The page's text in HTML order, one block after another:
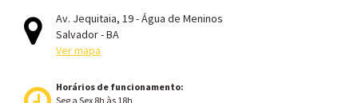
Av. Jequitaia, 19 - Água de Meninos
Salvador - BA
Ver mapa
Horários de funcionamento:
Seg a Sex 8h às 18h